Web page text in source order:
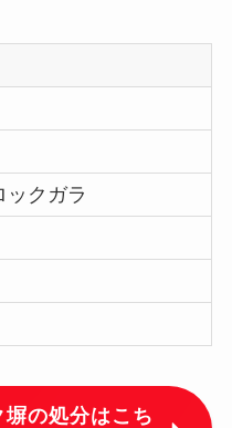
クガラ
の処分はこち